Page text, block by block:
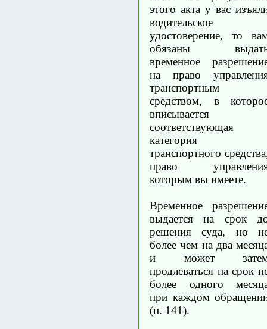
этого акта у вас
водительское
удостоверение, то
обязаны
временное
на право
транспортным
средством, в
вписывается
соответствующая
категория
транспортного
право
которым вы имеете.
Временное
выдается на срок
решения суда, но
более чем на два
и может
продлеваться на срок
более одного
при каждом
(п. 141).